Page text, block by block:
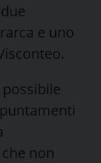
e uno
non